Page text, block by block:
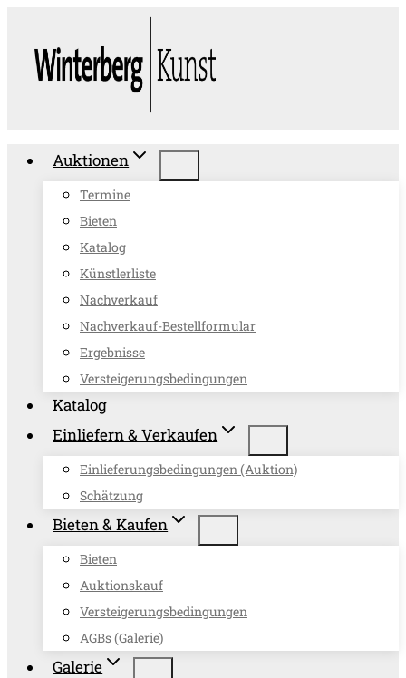
springen
Auktionen
Termine
Bieten
Katalog
Künstlerliste
Nachverkauf
Nachverkauf-Bestellformular
Ergebnisse
Versteigerungsbedingungen
Katalog
Einliefern & Verkaufen
Einlieferungsbedingungen (Auktion)
Schätzung
Bieten & Kaufen
Bieten
Auktionskauf
Versteigerungsbedingungen
AGBs (Galerie)
Galerie